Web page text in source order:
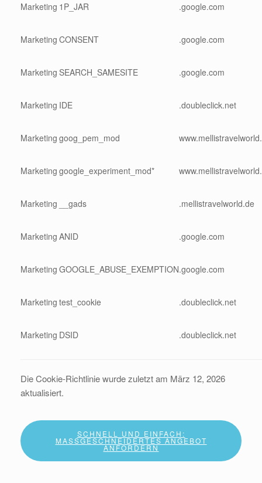
Marketing 1P_JAR .google.com
Marketing CONSENT .google.com
Marketing SEARCH_SAMESITE .google.com
Marketing IDE .doubleclick.net
Marketing goog_pem_mod
Marketing google_experiment_mod*
Marketing __gads .mellistravelworld.de
Marketing ANID .google.com
Marketing GOOGLE_ABUSE_EXEMPTION.google.com
Marketing test_cookie .doubleclick.net
Marketing DSID .doubleclick.net
Die Cookie-Richtlinie wurde zuletzt am März 12, 2026
aktualisiert.
SCHNELL UND EINFACH:
MASSGESCHNEIDERTES ANGEBOT A
NFORDERN